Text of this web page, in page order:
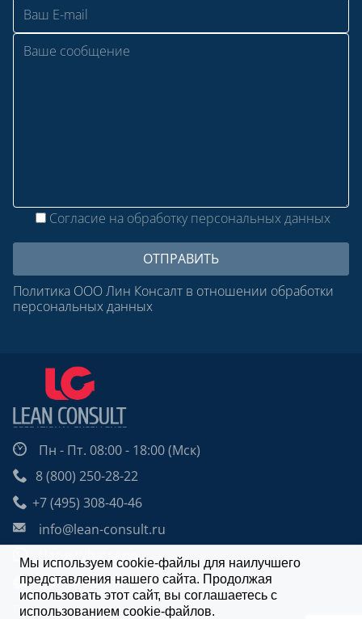
Согласие на обработку персональных данных
Политика ООО Лин Консалт в отношении обработки
персональных данных
Пн - Пт. 08:00 - 18:00 (Мск)
8 (800) 250-28-22
+7 (495) 308-40-46
info@lean-consult.ru
Чат в WhatsApp
Чат в Telegram
Design: Alexei Utkin
Мы используем cookie-файлы для наилучшего
представления нашего сайта. Продолжая
использовать этот сайт, вы соглашаетесь с
использованием cookie-файлов.